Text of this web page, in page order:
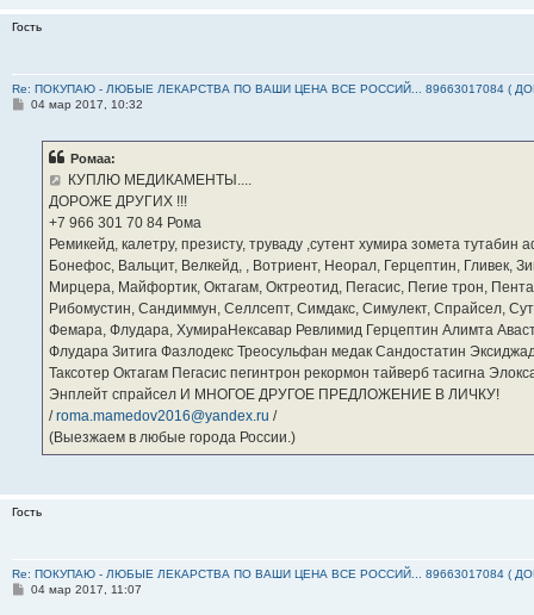
Гость
Re: ПОКУПАЮ - ЛЮБЫЕ ЛЕКАРСТВА ПО ВАШИ ЦЕНА ВСЕ РОССИЙ... 89663017084 (
С04 мар 2017, 10:32
Ромаа:
КУПЛЮ МЕДИКАМЕНТЫ....
ДОРОЖЕ ДРУГИХ !!!
‪+7 966 301 70 84‬ Рома
Ремикейд, калетру, презисту, труваду ,сутент хумира зомета
Бонефос, Вальцит, Велкейд, , Вотриент, Неорал, Герцептин, Гливек,
Мирцера, Майфортик, Октагам, Октреотид, Пегасис, Пегие трон,
Рибомустин, Сандиммун, Селлсепт, Симдакс, Симулект, Спрайсел,
Фемара, Флудара, ХумираНексавар Ревлимид Герцептин Алимта
Флудара Зитига Фазлодекс Треосульфан медак Сандостатин
Таксотер Октагам Пегасис пегинтрон рекормон тайверб тасигна
Энплейт спрайсел И МНОГОЕ ДРУГОЕ ПРЕДЛОЖЕНИЕ В ЛИЧКУ!
/roma.mamedov2016@yandex.ru /
(Выезжаем в любые города России.)
Гость
Re: ПОКУПАЮ - ЛЮБЫЕ ЛЕКАРСТВА ПО ВАШИ ЦЕНА ВСЕ РОССИЙ... 89663017084 (
С04 мар 2017, 11:07